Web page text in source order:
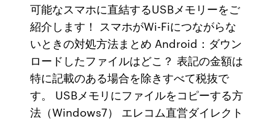
可能なスマホに直結するUSBメモリーをご
紹介します！ スマホがWi-Fiにつながらな
いときの対処方法まとめ Android：ダウン
ロードしたファイルはどこ？ 表記の金額は
特に記載のある場合を除きすべて税抜で
す。 USBメモリにファイルをコピーする方
法（Windows7） エレコム直営ダイレクト